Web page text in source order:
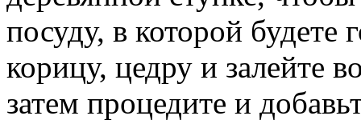
посуду, в которой будете
корицу, цедру и залейте
затем процедите и